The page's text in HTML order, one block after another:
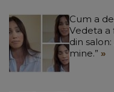
Cum a
Vedeta
din
mine.”